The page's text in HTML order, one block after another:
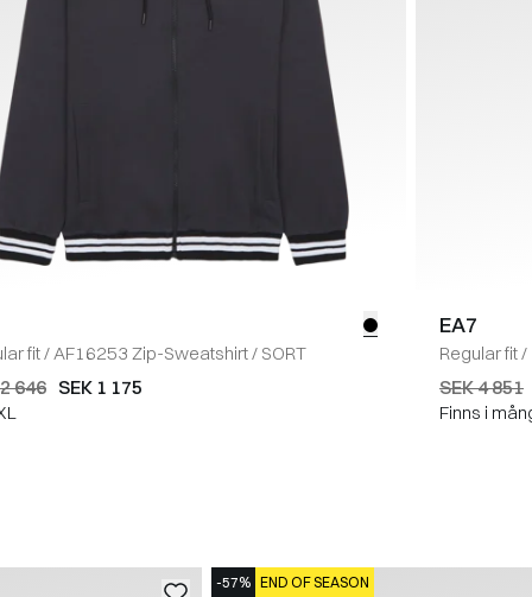
fit/AF16253 Zip-Sweatshirt/ SORT
646 SEK 1 175
EA7
Regular fit/
SEK 4 851
Finns i
-57% END OF SEASON